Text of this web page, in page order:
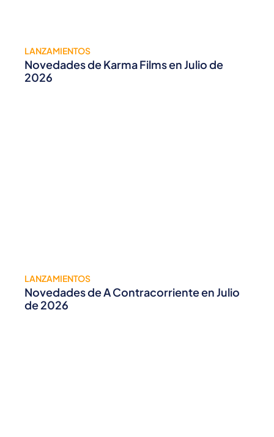
LANZAMIENTOS
Novedades de Karma Films en Julio de
2026
LANZAMIENTOS
Novedades de A Contracorriente en Julio
de 2026